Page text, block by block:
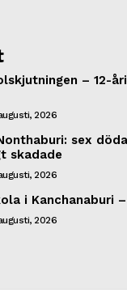
– 12-
2026
sex
skadade
2026
i Kanchanaburi –
2026